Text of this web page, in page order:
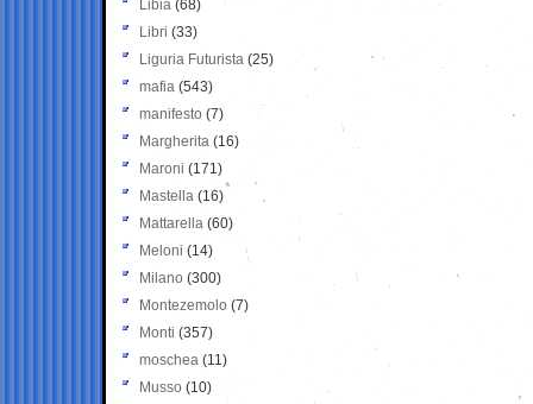
Libia (68)
Libri (33)
Liguria Futurista (25)
mafia (543)
manifesto (7)
Margherita (16)
Maroni (171)
Mastella (16)
Mattarella (60)
Meloni (14)
Milano (300)
Montezemolo (7)
Monti (357)
moschea (11)
Musso (10)